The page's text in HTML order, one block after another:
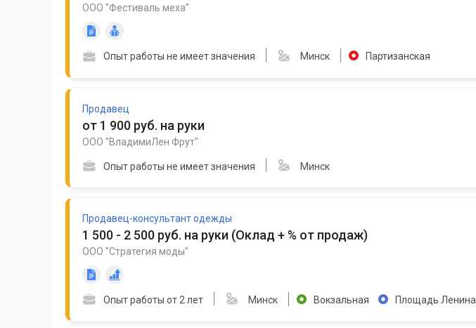
ООО "Фестиваль меха"
Опыт работы не имеет значения Минск Партизанская
Продавец
от 1 900 руб. на руки
ООО "ВладимиЛен Фрут"
Опыт работы не имеет значения Минск
Продавец-консультант одежды
1 500 - 2 500 руб. на руки (Оклад + % от продаж)
ООО "Стратегия моды"
Опыт работы от 2 лет Минск Вокзальная Площадь Ленина